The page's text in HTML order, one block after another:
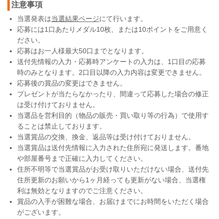
注意事項
当選発表は当選結果ページにて行います。
応募には1口あたりメダル10枚、または10ポイントをご用意く
ださい。
応募はお一人様最大50口までとなります。
送付先情報の入力・応募時アンケートの入力は、1口目の応募
時のみとなります。2口目以降の入力内容は変更できません。
応募後の賞品の変更はできません。
プレゼントが当たらなかったり、間違って応募した場合の修正
は受け付けておりません。
当選品を営利目的（物品の販売・買い取り等の行為）で使用す
ることは禁止しております。
当選賞品の交換、換金、返品等は受け付けておりません。
当選賞品は送付先情報に入力された住所宛に発送します。番地
や部屋番号まで正確に入力してください。
住所不明等で当選賞品がお受け取りいただけない場合、送付先
住所更新のお願いから1ヶ月経っても更新がない場合、当選権
利は無効となりますのでご注意ください。
賞品の入手が困難な場合、お届けまでにお時間をいただく場合
がございます。